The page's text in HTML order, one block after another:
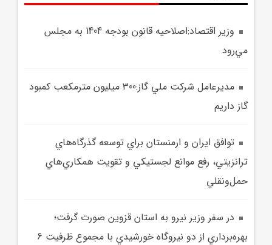
وزير اقتصاد:اصلاحيه قانون بودجه 1404 به مجلس
مي‌رود
مديرعامل شرکت ملي گاز:300 ميليون مترمکعب کمبود
گاز داريم
توافق ايران و ارمنستان براي توسعه گذرگاه‌هاي
ترانزيتي، رفع موانع لجستيکي و تقويت همکاري‌هاي
حمل‌ونقلي
در سفر وزير نيرو به استان قزوين صورت گرفت؛
بهره‌برداري از دو نيروگاه خورشيدي با مجموع ظرفيت 6